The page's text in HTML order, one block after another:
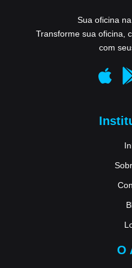
Sua oficina
Transforme sua oficina,
com
O